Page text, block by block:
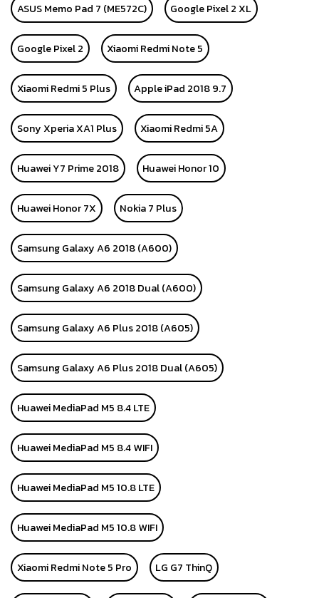
ASUS Memo Pad 7 (ME572C) Google Pixel 2 XL
Google Pixel 2 Xiaomi Redmi Note 5
Xiaomi Redmi 5 Plus Apple iPad 2018 9.7
Sony Xperia XA1 Plus Xiaomi Redmi 5A
Huawei Y7 Prime 2018 Huawei Honor 10
Huawei Honor 7X Nokia 7 Plus
Samsung Galaxy A6 2018 (A600)
Samsung Galaxy A6 2018 Dual (A600)
Samsung Galaxy A6 Plus 2018 (A605)
Samsung Galaxy A6 Plus 2018 Dual (A605)
Huawei MediaPad M5 8.4 LTE
Huawei MediaPad M5 8.4 WIFI
Huawei MediaPad M5 10.8 LTE
Huawei MediaPad M5 10.8 WIFI
Xiaomi Redmi Note 5 Pro LG G7 ThinQ